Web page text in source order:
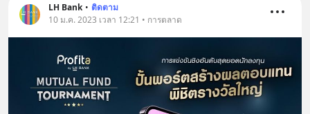
LH Bank • ติดตาม
10 ม.ค. 2023 เวลา 12:21 • การตลาด